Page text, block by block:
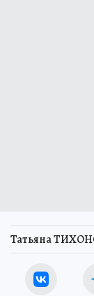
Татьяна